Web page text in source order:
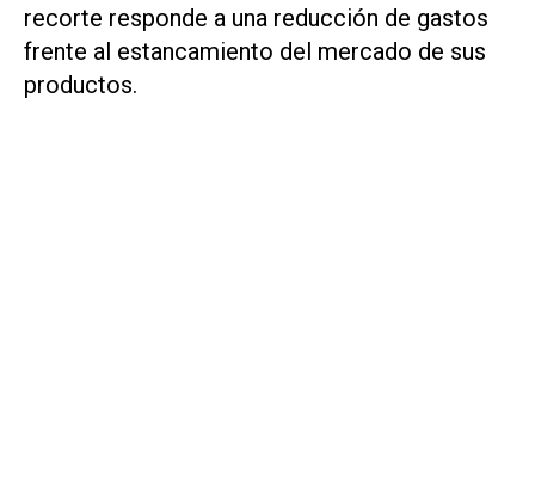
recorte responde a una reducción de gastos
frente al estancamiento del mercado de sus
productos.